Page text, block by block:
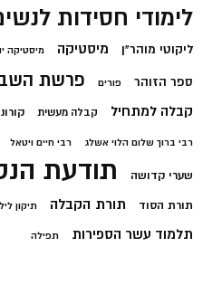
לימודי חסידות
ליקוטי מוהר"ן מיסטיקה מיסטיקה
ספר הזוהר פורים פרשת
קבלה למתחיל קבלה מעשית
רבי ברוך שלום הלוי אשלג רבי חיים ויטאל
שערי קדושה תודעת
תורת הסוד תורת הקבלה תיקון
תלמוד עשר הספירות תפילה